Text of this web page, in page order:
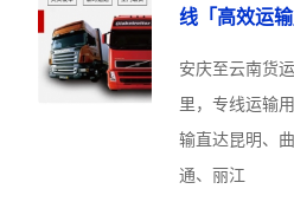
线「高效运输
安庆至云南货
里，专线运输
输直达昆明、
通、丽江